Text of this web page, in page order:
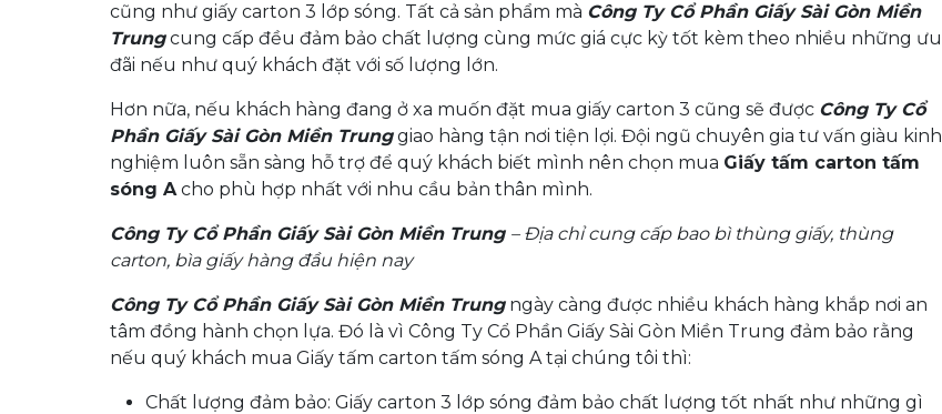
cũng như giấy carton 3 lớp sóng. Tất cả sản phẩm mà Công Ty Cổ Phần Giấy Sài Gòn Miền
Trungcung cấp đều đảm bảo chất lượng cùng mức giá cực kỳ tốt kèm theo nhiều những ưu
đãi nếu như quý khách đặt với số lượng lớn.
Hơn nữa, nếu khách hàng đang ở xa muốn đặt mua giấy carton 3 cũng sẽ được Công Ty Cổ
Phần Giấy Sài Gòn Miền Trunggiao hàng tận nơi tiện lợi. Đội ngũ chuyên gia tư vấn giàu kinh
nghiệm luôn sẵn sàng hỗ trợ để quý khách biết mình nên chọn mua Giấy tấm carton tấm
sóng Acho phù hợp nhất với nhu cầu bản thân mình.
Công Ty Cổ Phần Giấy Sài Gòn Miền Trung – Địa chỉ cung cấp bao bì thùng giấy, thùng
carton, bìa giấy hàng đầu hiện nay
Công Ty Cổ Phần Giấy Sài Gòn Miền Trungngày càng được nhiều khách hàng khắp nơi an
tâm đồng hành chọn lựa. Đó là vì Công Ty Cổ Phần Giấy Sài Gòn Miền Trung đảm bảo rằng
nếu quý khách mua Giấy tấm carton tấm sóng A tại chúng tôi thì:
Chất lượng đảm bảo: Giấy carton 3 lớp sóng đảm bảo chất lượng tốt nhất như những gì